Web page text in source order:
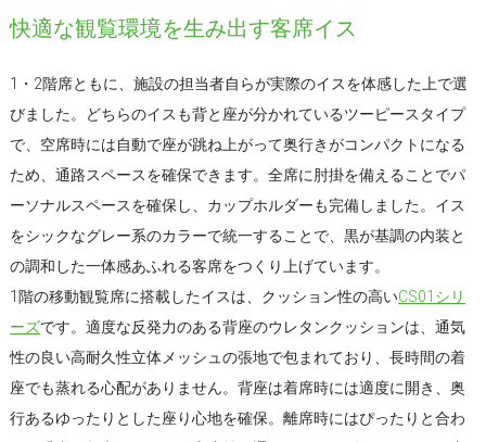
快適な観覧環境を生み出す客席イス
1・2階席ともに、施設の担当者自らが実際のイスを体感した上で選
びました。どちらのイスも背と座が分かれているツーピースタイプ
で、空席時には自動で座が跳ね上がって奥行きがコンパクトになる
ため、通路スペースを確保できます。全席に肘掛を備えることでパ
ーソナルスペースを確保し、カップホルダーも完備しました。イス
をシックなグレー系のカラーで統一することで、黒が基調の内装と
の調和した一体感あふれる客席をつくり上げています。
1階の移動観覧席に搭載したイスは、クッション性の高いCS01シリ
ーズです。適度な反発力のある背座のウレタンクッションは、通気
性の良い高耐久性立体メッシュの張地で包まれており、長時間の着
座でも蒸れる心配がありません。背座は着席時には適度に開き、奥
行あるゆったりとした座り心地を確保。離席時にはぴったりと合わ